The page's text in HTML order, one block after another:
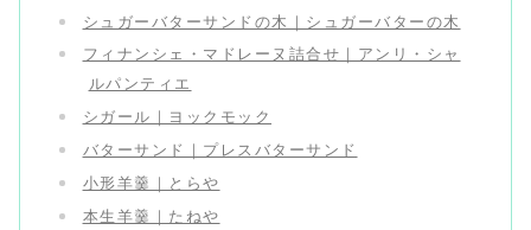
シュガーバターサンドの木｜シュガーバターの木
フィナンシェ・マドレーヌ詰合せ｜アンリ・シャ
ルパンティエ
シガール｜ヨックモック
バターサンド｜プレスバターサンド
小形羊羹｜とらや
本生羊羹｜たねや